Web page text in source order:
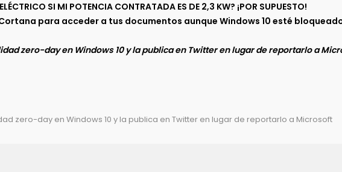
SI MI POTENCIA CONTRATADA ES DE 2,3 KW? ¡POR SUPUESTO!
para acceder a tus documentos aunque Windows 10 esté
zero-day en Windows 10 y la publica en Twitter en lugar de reportarlo a
zero-day en Windows 10 y la publica en Twitter en lugar de reportarlo a Microsoft